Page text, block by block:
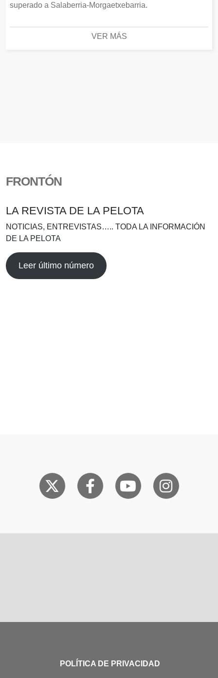
superado a Salaberria-Morgaetxebarria.
VER MÁS
FRONTÓN
LA REVISTA DE LA PELOTA
NOTICIAS, ENTREVISTAS….. TODA LA INFORMACIÓN
DE LA PELOTA
Leer último número
POLÍTICA DE PRIVACIDAD